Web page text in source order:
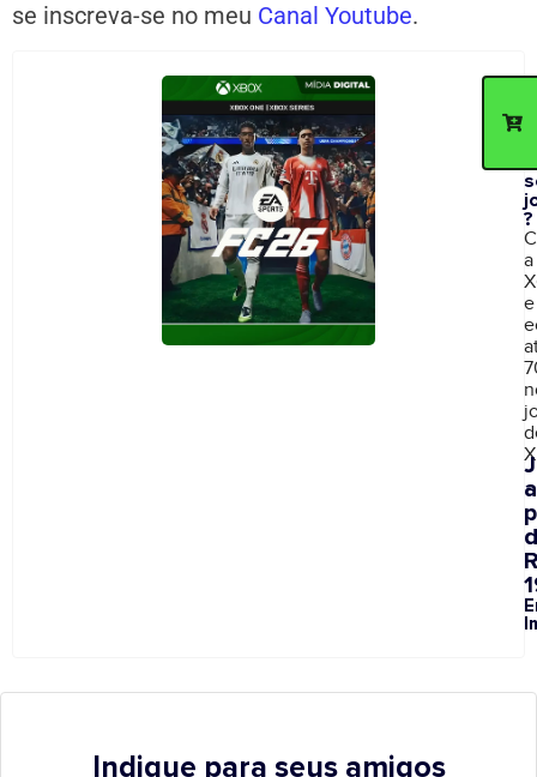
se inscreva-se no meu Canal Youtube.
?
a
e
a
Indique para seus amigos